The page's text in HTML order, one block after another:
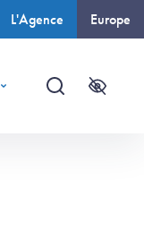
L'Agence Europe
Recherche